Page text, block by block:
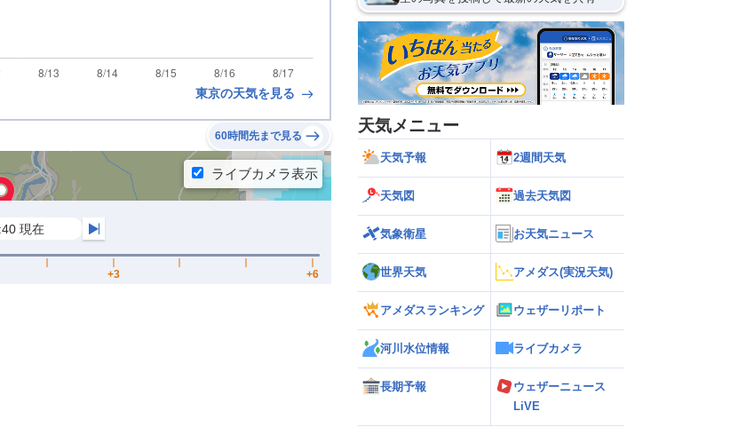
東京の天気を見る
60時間先まで見る
天気メニュー
天気予報 2週間天気
天気図 過去天気図
気象衛星 お天気ニュース
世界天気 アメダス(実況天気)
アメダスランキング ウェザーリポート
河川水位情報 ライブカメラ
長期予報
ウェザーニュース
LiVE